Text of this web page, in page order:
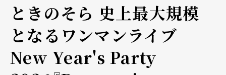
ときのそら 史上最大規模
となるワンマンライブ
New Year's Party